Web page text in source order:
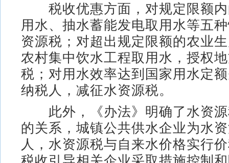
税收优惠方面，对规定限额内
用水、抽水蓄能发电取用水等五
资源税；对超出规定限额的农业
农村集中饮水工程取用水，授权
税；对用水效率达到国家用水定
纳税人，减征水资源税。
此外，《办法》明确了水资源
的关系，城镇公共供水企业为水
人，水资源税与自来水价格实行